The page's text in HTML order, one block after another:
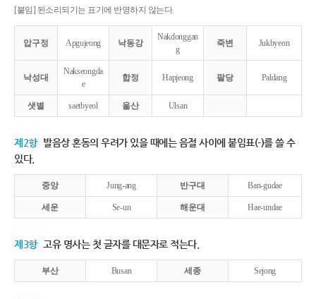
[붙임] 된소리되기는 표기에 반영하지 않는다.
압구정 Apgujeong 낙동강
Nakdonggan
g
죽변 Jukbyeon
낙성대
Nakseongda
e
합정 Hapjeong 팔당 Paldang
샛별 saetbyeol 울산 Ulsan
제2항 발음상 혼동의 우려가 있을 때에는 음절 사이에 붙임표(-)를 쓸 수
있다.
중앙 Jung-ang 반구대 Ban-gudae
세운 Se-un 해운대 Hae-undae
제3항 고유 명사는 첫 글자를 대문자로 적는다.
부산 Busan 세종 Sejong